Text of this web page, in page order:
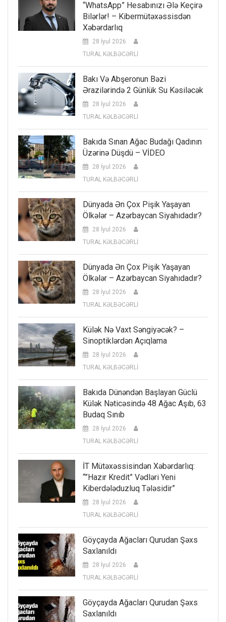
“WhatsApp” Hesabınızı Ələ Keçirə
Bilərlər! – Kibermütəxəssisdən
Xəbərdarlıq
28 İyul 2026
TURAL KƏLBƏCƏRLİ
Bakı Və Abşeronun Bəzi
Ərazilərində 2 Günlük Su Kəsiləcək
28 İyul 2026
TURAL KƏLBƏCƏRLİ
Bakıda Sınan Ağac Budağı Qadının
Üzərinə Düşdü – VİDEO
28 İyul 2026
TURAL KƏLBƏCƏRLİ
Dünyada Ən Çox Pişik Yaşayan
Ölkələr – Azərbaycan Siyahıdadır?
28 İyul 2026
TURAL KƏLBƏCƏRLİ
Dünyada Ən Çox Pişik Yaşayan
Ölkələr – Azərbaycan Siyahıdadır?
28 İyul 2026
TURAL KƏLBƏCƏRLİ
Külək Nə Vaxt Səngiyəcək? –
Sinoptiklərdən Açıqlama
28 İyul 2026
TURAL KƏLBƏCƏRLİ
Bakıda Dünəndən Başlayan Güclü
Külək Nəticəsində 48 Ağac Aşıb, 63
Budaq Sınıb
28 İyul 2026
TURAL KƏLBƏCƏRLİ
İT Mütəxəssisindən Xəbərdarlıq:
“”Hazır Kredit” Vədləri Yeni
Kiberdələduzluq Tələsidir”
28 İyul 2026
TURAL KƏLBƏCƏRLİ
Göyçayda Ağacları Qurudan Şəxs
Saxlanıldı
28 İyul 2026
TURAL KƏLBƏCƏRLİ
Göyçayda Ağacları Qurudan Şəxs
Saxlanıldı